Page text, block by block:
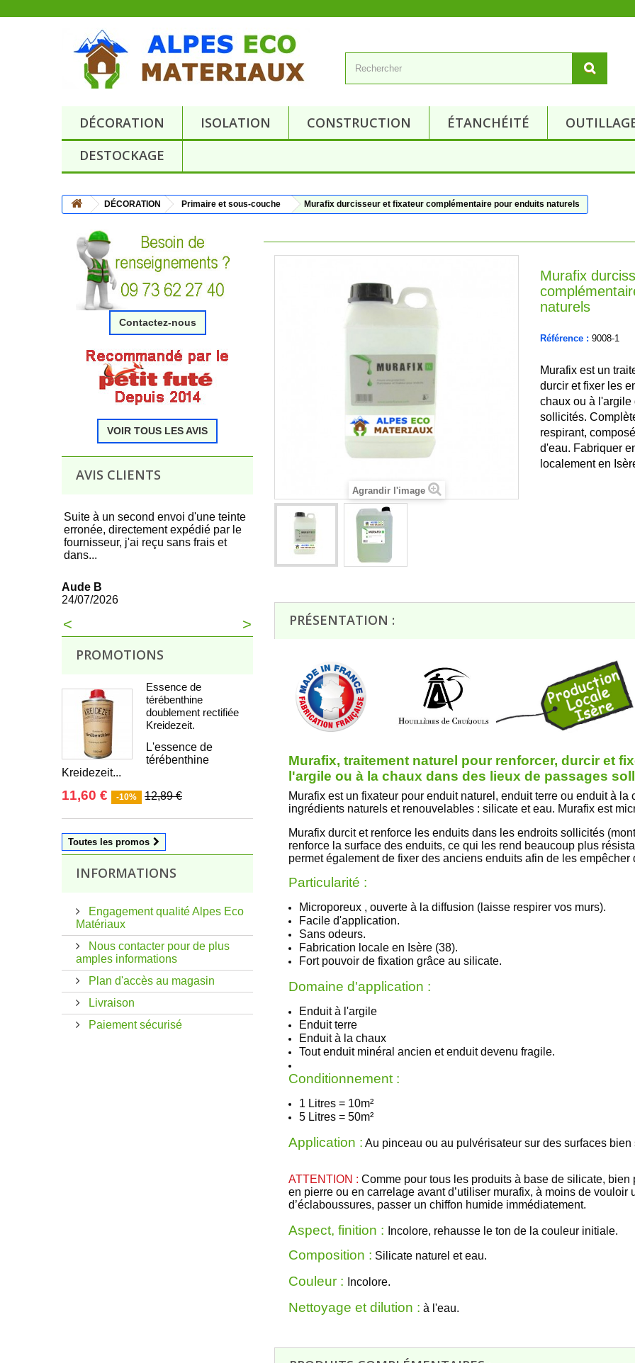
DÉCORATION ISOLATION CONSTRUCTION ÉTANCHÉITÉ
DESTOCKAGE
DÉCORATION Primaire et sous-couche Murafix durcisseur et fixateur complémentaire pour enduits naturels
Contactez-nous
VOIR TOUS LES AVIS
AVIS CLIENTS
Suite à un second envoi d'une teinte
erronée, directement expédié par le
fournisseur, j'ai reçu sans frais et
dans...
Aude B
24/07/2026
Tous c'est très bien passé de la
commande à la réception
François
>
<
PROMOTIONS
Essence de
térébenthine
doublement rectifiée
Kreidezeit.
L'essence de
térébenthine
Kreidezeit...
11,60 € -10% 12,89 €
Toutes les promos
INFORMATIONS
Engagement qualité Alpes Eco
Matériaux
Nous contacter pour de plus
amples informations
Plan d'accès au magasin
Livraison
Paiement sécurisé
Agrandir l'image
Murafix
naturels
Référence : 9008-1
Murafix est un
durcir et fixer les
chaux ou à l'argile
sollicités.
respirant,
d'eau. Fabriquer
localement en
PRÉSENTATION :
Murafix, traitement naturel pour renforcer, durcir et
l'argile ou à la chaux dans des lieux de passages
Murafix est un fixateur pour enduit naturel, enduit terre ou enduit à la
ingrédients naturels et renouvelables : silicate et eau. Murafix est
Murafix durcit et renforce les enduits dans les endroits sollicités
renforce la surface des enduits, ce qui les rend beaucoup plus
permet également de fixer des anciens enduits afin de les empêcher
Particularité :
Microporeux , ouverte à la diffusion (laisse respirer vos murs).
Facile d'application.
Sans odeurs.
Fabrication locale en Isère (38).
Fort pouvoir de fixation grâce au silicate.
Domaine d'application :
Enduit à l'argile
Enduit terre
Enduit à la chaux
Tout enduit minéral ancien et enduit devenu fragile.
Conditionnement :
1 Litres = 10m²
5 Litres = 50m²
Application : Au pinceau ou au pulvérisateur sur des surfaces bien
ATTENTION : Comme pour tous les produits à base de silicate,
en pierre ou en carrelage avant d’utiliser murafix, à moins de vouloir
d’éclaboussures, passer un chiffon humide immédiatement.
Aspect, finition : Incolore, rehausse le ton de la couleur initiale.
Composition : Silicate naturel et eau.
Couleur : Incolore.
Nettoyage et dilution : à l'eau.